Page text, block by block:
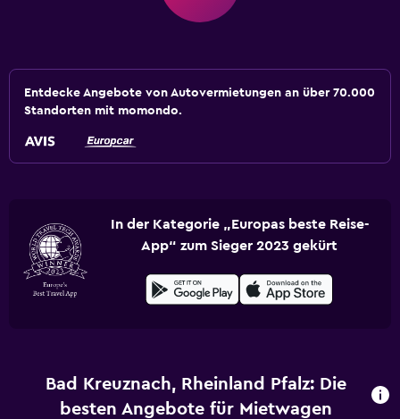
Entdecke Angebote von Autovermietungen an über 70.000
Standorten mit momondo.
In der Kategorie „Europas beste Reise-
App“ zum Sieger 2023 gekürt
Bad Kreuznach, Rheinland Pfalz: Die
besten Angebote für Mietwagen